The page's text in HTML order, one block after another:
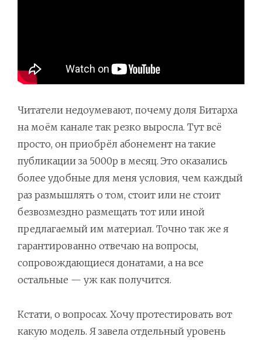
Читатели недоумевают, почему доля Битарха
на моём канале так резко выросла. Тут всё
просто, он приобрёл абонемент на такие
публикации за 5000р в месяц. Это оказались
более удобные для меня условия, чем каждый
раз размышлять о том, стоит или не стоит
безвозмездно размещать тот или иной
предлагаемый им материал. Точно так же я
гарантированно отвечаю на вопросы,
сопровождающиеся донатами, а на все
остальные — уж как получится.
Кстати, о вопросах. Хочу протестировать вот
какую модель. Я завела отдельный уровень